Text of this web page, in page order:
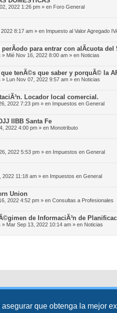
que obtenga la mejor
2022 1:26 pm » en Foro General
8:17 am » en Impuesto al Valor Agregado
perÃ­odo para entrar con alÃ­cuota del
» Mié Nov 16, 2022 8:00 am » en Noticias
tenÃ©s que saber y porquÃ© la
» Lun Nov 07, 2022 9:57 am » en Noticias
Locador local comercial.
2022 7:23 pm » en Impuestos en General
IIBB Santa Fe
2022 4:00 pm » en Monotributo
2022 5:53 pm » en Impuestos en General
2022 11:18 am » en Impuestos en General
Union
2022 4:52 pm » en Consultas a Profesionales
de InformaciÃ³n de
» Mar Sep 13, 2022 10:14 am » en Noticias
©Abogados Argentinos2025